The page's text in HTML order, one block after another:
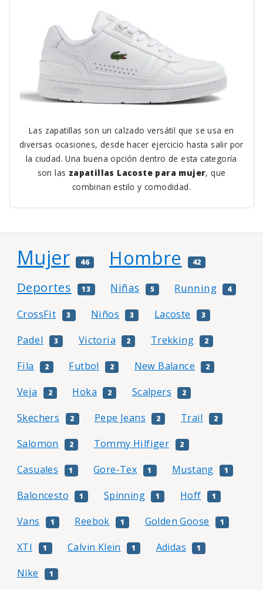
Las zapatillas son un calzado versátil que se usa en
diversas ocasiones, desde hacer ejercicio hasta salir por
la ciudad. Una buena opción dentro de esta categoría
son las zapatillas Lacoste para mujer, que
combinan estilo y comodidad.
Mujer 46 Hombre 42
Deportes 13 Niñas 5 Running 4
CrossFit 3 Niños 3 Lacoste 3
Padel 3 Victoria 2 Trekking 2
Fila 2 Futbol 2 New Balance 2
Veja 2 Hoka 2 Scalpers 2
Skechers 2 Pepe Jeans 2 Trail 2
Salomon 2 Tommy Hilfiger 2
Casuales 1 Gore-Tex 1 Mustang 1
Baloncesto 1 Spinning 1 Hoff 1
Vans 1 Reebok 1 Golden Goose 1
XTI 1 Calvin Klein 1 Adidas 1
Nike 1